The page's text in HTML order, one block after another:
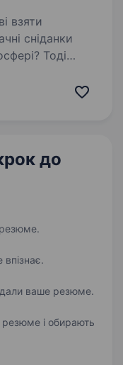
взяти
Тоді
до
резюме.
впізнає.
ваше резюме.
і обирають